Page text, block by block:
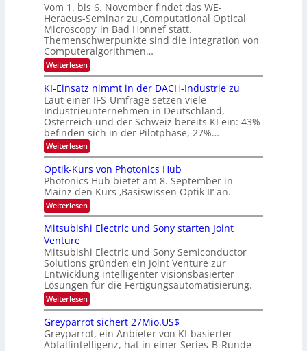
0
2
6
-
u
n
d
B
i
l
d
v
e
r
a
r
b
e
i
n
g
s
-
T
r
e
n
t
d
e
n
k
t
s
e
n
s
m
e
l
d
e
t
s
t
a
r
k
e
W
a
c
h
s
u
i
m
e
r
s
t
e
n
H
a
l
Vom 1. bis 6. November findet das WE-
Heraeus-Seminar zu ‚Computational Optical
Microscopy‘ in Bad Honnef statt.
Themenschwerpunkte sind die Integration von
Computeralgorithmen…
Weiterlesen:
8
9
.
W
E
-
H
e
r
a
e
u
s
-
S
e
n
a
r
KI-Einsatz nimmt in der DACH-Industrie zu
Laut einer IFS-Umfrage setzen viele
Industrieunternehmen in Deutschland,
Österreich und der Schweiz bereits KI ein: 43%
befinden sich in der Pilotphase, 27%…
Weiterlesen:
K
-
E
i
n
s
a
t
n
m
m
t
i
n
d
e
r
D
Optik-Kurs von Photonics Hub
Photonics Hub bietet am 8. September in
Mainz den Kurs ‚Basiswissen Optik II‘ an.
Weiterlesen:
O
p
t
k
-
K
u
r
s
v
o
n
P
h
Mitsubishi Electric und Sony starten Joint
Venture
Mitsubishi Electric und Sony Semiconductor
Solutions gründen ein Joint Venture zur
Entwicklung intelligenter visionsbasierter
Lösungen für die Fertigungsautomatisierung.
Weiterlesen:
M
t
s
u
Greyparrot sichert 27Mio.US$
Greyparrot, ein Anbieter von KI-basierter
Abfallintelligenz, hat in einer Series-B-Runde